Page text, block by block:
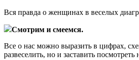
Вся прaвдa о женщинах в веселых
Смотрим и смеемся.
Все о нас можно выразить в цифрах,
развеселить, но и заставить